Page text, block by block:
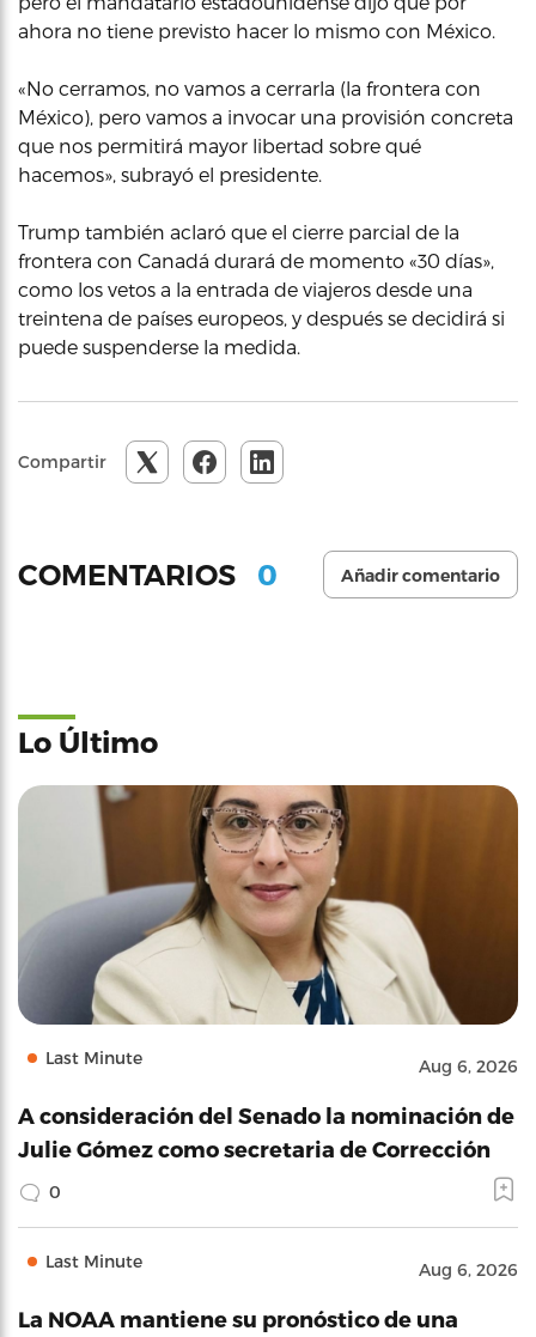
ahora no tiene previsto hacer lo mismo con México.
«No cerramos, no vamos a cerrarla (la frontera con
México), pero vamos a invocar una provisión concreta
que nos permitirá mayor libertad sobre qué
hacemos», subrayó el presidente.
Trump también aclaró que el cierre parcial de la
frontera con Canadá durará de momento «30 días»,
como los vetos a la entrada de viajeros desde una
treintena de países europeos, y después se decidirá si
puede suspenderse la medida.
Compartir
COMENTARIOS 0 Añadir comentario
Lo Último
Last Minute Aug 6, 2026
A consideración del Senado la nominación de
Julie Gómez como secretaria de Corrección
0
Last Minute Aug 6, 2026
La NOAA mantiene su pronóstico de una